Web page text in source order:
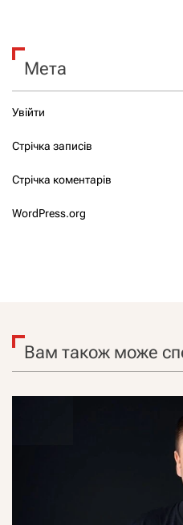
Мета
Увійти
Стрічка записів
Стрічка коментарів
WordPress.org
Вам також може